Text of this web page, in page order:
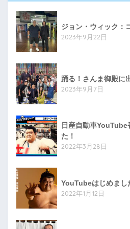
ジョン・ウィック：
2023年9月22日
踊る！さんま御殿に
2023年9月7日
日産自動車YouTube
た！
2022年3月28日
YouTubeはじめまし
2022年1月12日